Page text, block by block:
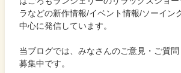
ラなどの新作情報/イベント情報/ソーイン
中心に発信しています。
当ブログでは、みなさんのご意見・ご質
募集中です。